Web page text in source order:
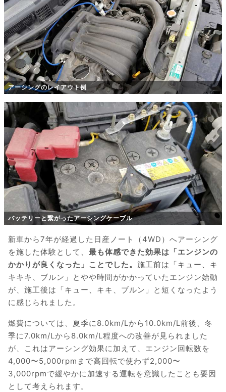
アーシングのレイアウト例
バッテリーと繋がったアーシングケーブル
新車から7年が経過した日産ノート（4WD）へアーシング
を施した体験として、 最も体感できた効果は「エンジンの
かかりが良くなった」ことでした。 施工前は「キュー、キ
キキキ、ブルン」とやや時間がかかっていたエンジン始動
が、施工後は「キュー、キキ、ブルン」と短くなったよう
に感じられました。
燃費については、夏季に8.0km/Lから10.0km/L前後、冬
季に7.0km/Lから8.0km/L程度への改善が見られました
が、これはアーシング効果に加えて、エンジン回転数を
4,000〜5,000rpmまで高回転で使わず2,000〜
3,000rpmで緩やかに加速する運転を意識したことも要因
として考えられます。